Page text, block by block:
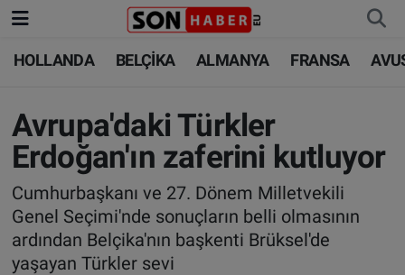
HOLLANDA BELÇİKA ALMANYA FRANSA
Avrupa'daki Türkler
Erdoğan'ın zaferini kutluyor
Cumhurbaşkanı ve 27. Dönem Milletvekili
Genel Seçimi'nde sonuçların belli olmasının
ardından Belçika'nın başkenti Brüksel'de
yaşayan Türkler sevi
HOLLANDA
BELÇİKA
ALMANYA
FRANSA
AVUSTURYA
HOLLANDA
BELÇİKA
ALMANYA
TÜRKİYE
DÜNYA
Nöbetçi Eczaneler
Hava Durumu
Trafik Durumu
Süper Lig Puan Durumu ve Fikstür
Tüm Manşetler